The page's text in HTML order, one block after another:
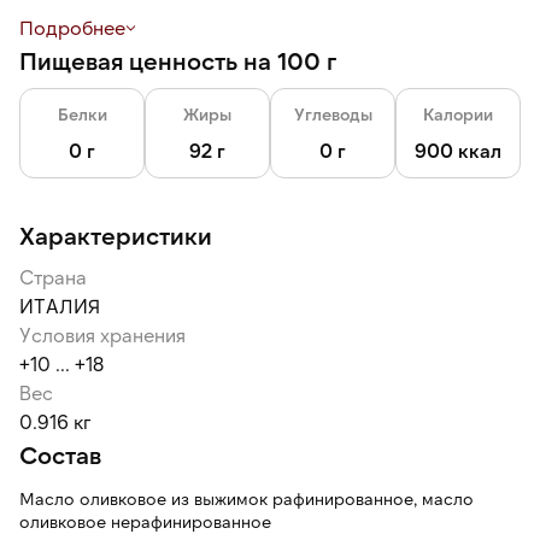
Подходит для жарки, запекания, приготовления салатов и
маринадов. Отличается сбалансированным вкусом с
деликатным пряным послевкусием, слегка тягучей
консистенцией и отсутствием посторонних привкусов.
Стеклянная бутылка объёмом 1 литр надёжно защищает
содержимое от воздействия солнечного света и
обеспечивает длительное сохранение качеств продукта.
Подробнее
Пищевая ценность на 100 г
Белки
0 г
Жиры
92 г
Углеводы
0 г
Калории
900 ккал
Характеристики
Страна
ИТАЛИЯ
Условия хранения
+10 ... +18
Вес
0.916 кг
Состав
Масло оливковое из выжимок рафинированное, масло
оливковое нерафинированное